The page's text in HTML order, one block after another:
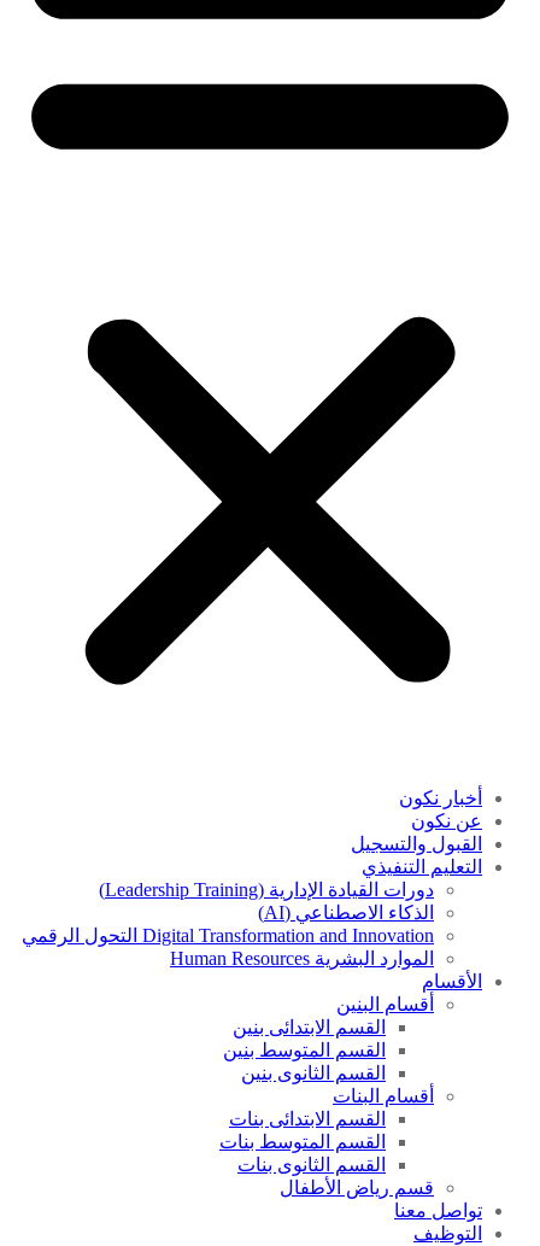
أخبار نكون
عن نكون
القبول والتسجيل
التعليم التنفيذي
دورات القيادة الإدارية (Leadership Training)
الذكاء الاصطناعي (AI)
Digital Transformation and Innovation التحول الرقمي
الموارد البشرية Human Resources
الأقسام
أقسام البنين
القسم الابتدائى بنين
القسم المتوسط بنين
القسم الثانوى بنين
أقسام البنات
القسم الابتدائى بنات
القسم المتوسط بنات
القسم الثانوى بنات
قسم رياض الأطفال
تواصل معنا
التوظيف